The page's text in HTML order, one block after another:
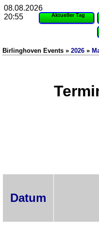
Aktueller Tag
Birlinghoven Events » 2026 »
Datum
08.08.2026
20:55